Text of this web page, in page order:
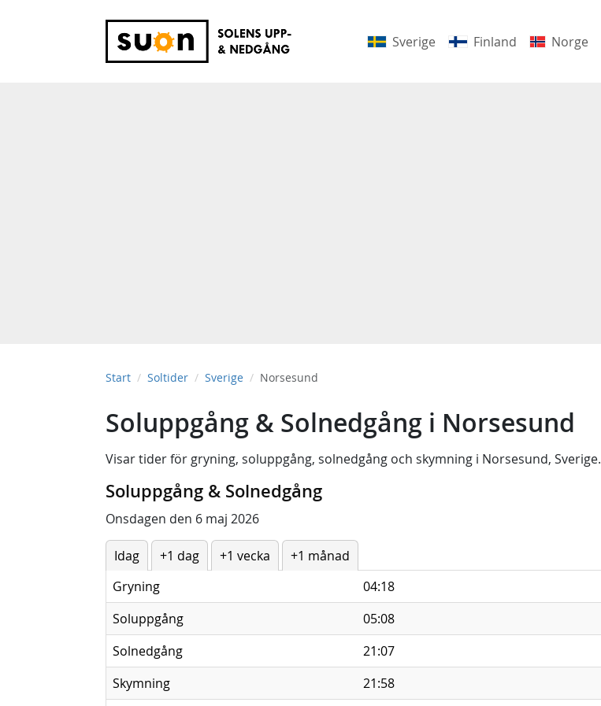
Sverige Finland Norge
Start Soltider Sverige Norsesund
Soluppgång & Solnedgång i Norsesund
Visar tider för gryning, soluppgång, solnedgång och skymning i Norsesund, Sverige.
Soluppgång & Solnedgång
Onsdagen den 6 maj 2026
Idag +1 dag +1 vecka
+1 månad
Gryning
04:18
Soluppgång
05:08
Solnedgång
21:07
Skymning
21:58